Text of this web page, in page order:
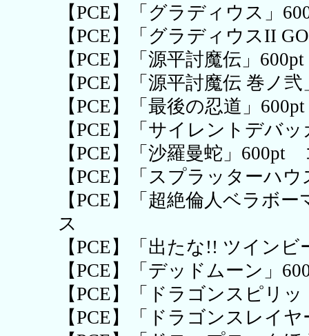
【PCE】「グラディウス」
【PCE】「グラディウスII
【PCE】「源平討魔伝」
【PCE】「源平討魔伝 巻ノ
【PCE】「最後の忍道」
【PCE】「サイレントデバ
【PCE】「沙羅曼蛇」600pt
【PCE】「スプラッターハ
【PCE】「超絶倫人ベラボ
ス
【PCE】「出たな!! ツイン
【PCE】「デッドムーン」
【PCE】「ドラゴンスピリ
【PCE】「ドラゴンスレイ